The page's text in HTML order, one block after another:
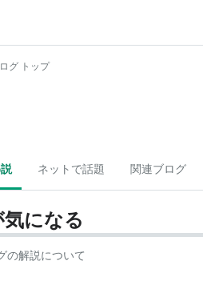
グ トップ
ネットで話題 関連ブログ
になる
の解説について